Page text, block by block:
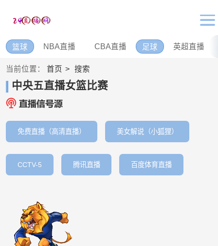
篮球 NBA直播 CBA直播 足球 英超直播
当前位置： 首页 搜索
中央五直播女篮比赛
免费直播（高清直播） 美女解说（小狐狸）
CCTV-5 腾讯直播 百度体育直播